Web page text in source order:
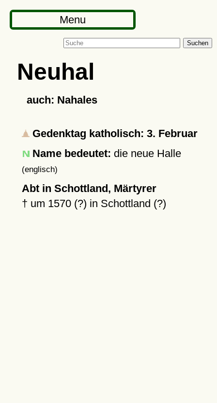
Menu
Suchen
Neuhal
auch: Nahales
Gedenktag katholisch: 3. Februar
Name bedeutet: die neue Halle
(englisch)
Abt in Schottland, Märtyrer
† um 1570 (?) in Schottland (?)